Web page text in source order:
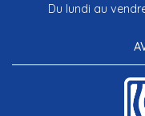
Du lundi au